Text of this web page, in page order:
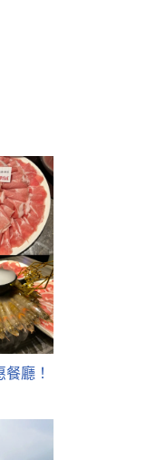
廳！